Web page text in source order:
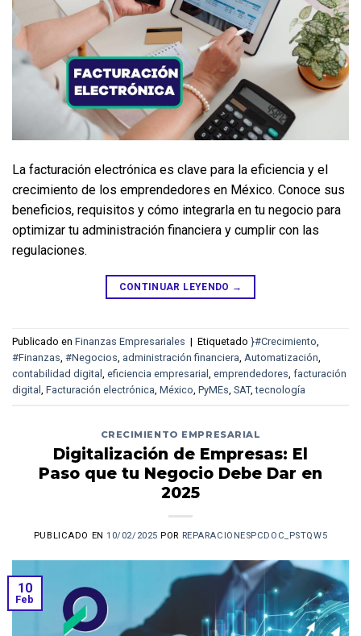
La facturación electrónica es clave para la eficiencia y el
crecimiento de los emprendedores en México. Conoce sus
beneficios, requisitos y cómo integrarla en tu negocio para
optimizar tu administración financiera y cumplir con las
regulaciones.
CONTINUAR LEYENDO →
Publicado en Finanzas Empresariales | Etiquetado }#Crecimiento,
#Finanzas, #Negocios, administración financiera, Automatización,
contabilidad digital , eficiencia empresarial , emprendedores, facturación
digital , Facturación electrónica, México, PyMEs, SAT,tecnología
CRECIMIENTO EMPRESARIAL
Digitalización de Empresas: El
Paso que tu Negocio Debe Dar en
2025
PUBLICADO EN10/02/2025 POR REPARACIONESPCDOC_PSTQW5
10
Feb